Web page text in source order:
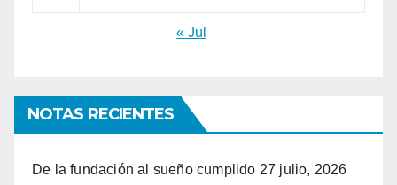
« Jul
NOTAS RECIENTES
De la fundación al sueño cumplido 27 julio, 2026